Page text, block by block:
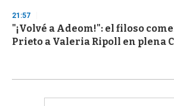
21:57
"¡Volvé a Adeom!": el filoso
Prieto a Valeria Ripoll en plena